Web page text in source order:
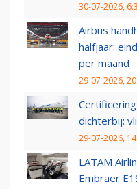
30-07-2026,
Airbus
halfjaar:
per maand
29-07-2026,
dichterbij:
29-07-2026,
LATAM
Embraer